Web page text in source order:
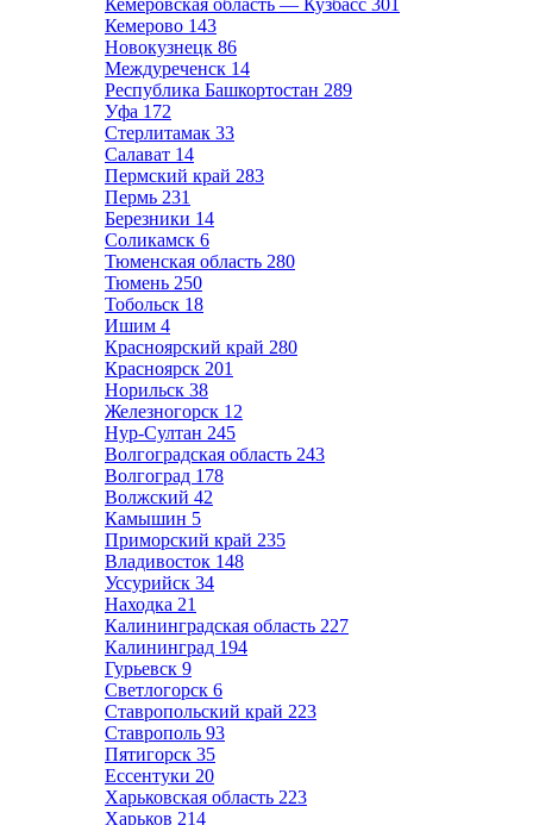
Кемеровская область — Кузбасс 301
Кемерово 143
Новокузнецк 86
Междуреченск 14
Республика Башкортостан 289
Уфа 172
Стерлитамак 33
Салават 14
Пермский край 283
Пермь 231
Березники 14
Соликамск 6
Тюменская область 280
Тюмень 250
Тобольск 18
Ишим 4
Красноярский край 280
Красноярск 201
Норильск 38
Железногорск 12
Нур-Султан 245
Волгоградская область 243
Волгоград 178
Волжский 42
Камышин 5
Приморский край 235
Владивосток 148
Уссурийск 34
Находка 21
Калининградская область 227
Калининград 194
Гурьевск 9
Светлогорск 6
Ставропольский край 223
Ставрополь 93
Пятигорск 35
Ессентуки 20
Харьковская область 223
Харьков 214